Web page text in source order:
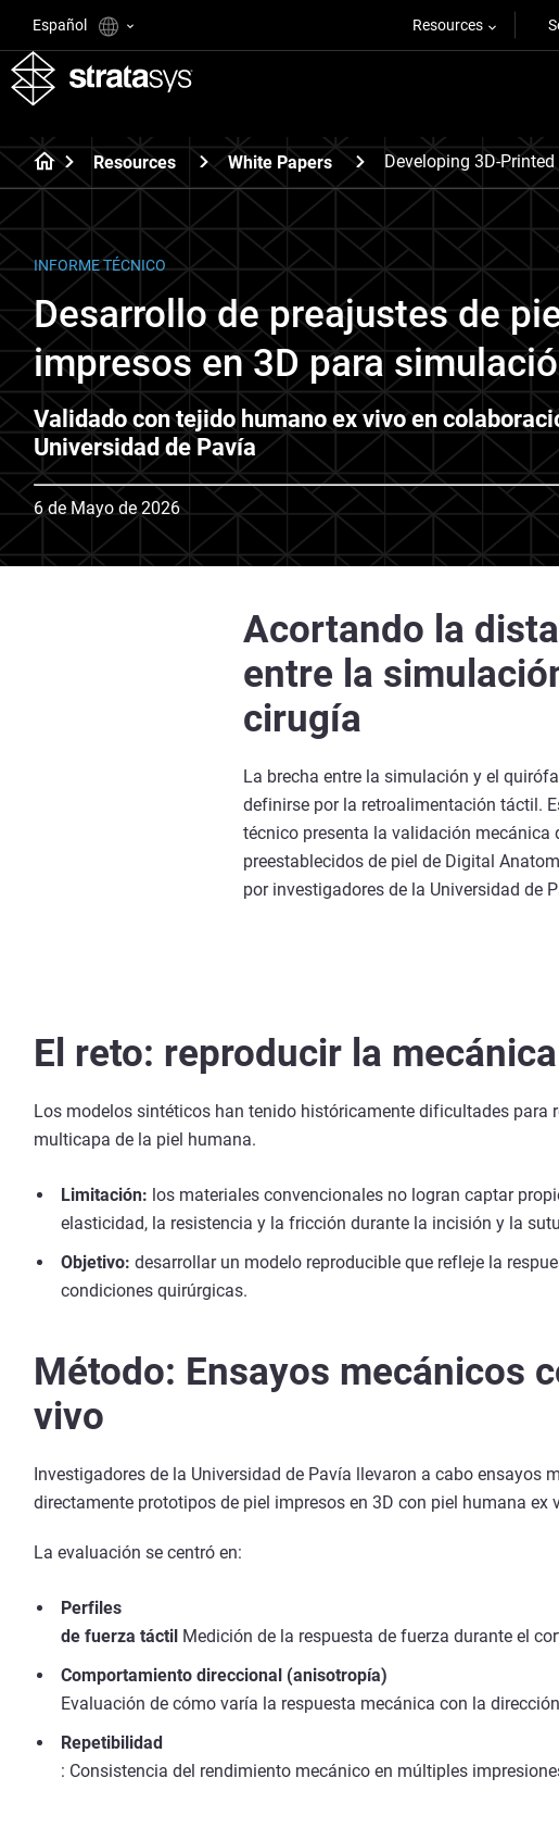
Español Resources
Resources White Papers Developing 3D-
INFORME TÉCNICO
Desarrollo de preajustes de
impresos en 3D para
Validado con tejido humano ex vivo en
Universidad de Pavía
6 de Mayo de 2026
Acortando la
entre la
cirugía
La brecha entre la simulación y el
definirse por la retroalimentación táctil.
técnico presenta la validación mecánica
preestablecidos de piel de Digital
por investigadores de la Universidad de
El reto: reproducir la
Los modelos sintéticos han tenido históricamente dificultades para
multicapa de la piel humana.
Limitación: los materiales convencionales no logran captar
elasticidad, la resistencia y la fricción durante la incisión y la
Objetivo: desarrollar un modelo reproducible que refleje la
condiciones quirúrgicas.
Método: Ensayos mecánicos
vivo
Investigadores de la Universidad de Pavía llevaron a cabo ensayos
directamente prototipos de piel impresos en 3D con piel humana ex
La evaluación se centró en:
Perfiles
de fuerza táctil Medición de la respuesta de fuerza durante el
Comportamiento direccional (anisotropía)
Evaluación de cómo varía la respuesta mecánica con la
Repetibilidad
: Consistencia del rendimiento mecánico en múltiples